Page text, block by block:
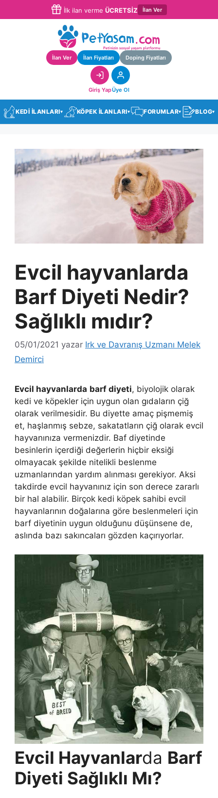
İlk ilan verme ÜCRETSİZ İlan Ver
İlan Ver İlan Fiyatları Doping Fiyatları
Giriş YapÜye Ol
KEDİ İLANLARI▾ KÖPEK İLANLARI▾ FORUMLAR▾ BLOG▾
Evcil hayvanlarda
Barf Diyeti Nedir?
Sağlıklı mıdır?
05/01/2021 yazar Irk ve Davranış Uzmanı Melek
Demirci
Evcil hayvanlarda barf diyeti, biyolojik olarak
kedi ve köpekler için uygun olan gıdaların çiğ
olarak verilmesidir. Bu diyette amaç pişmemiş
et, haşlanmış sebze, sakatatların çiğ olarak evcil
hayvanınıza vermenizdir. Baf diyetinde
besinlerin içerdiği değerlerin hiçbir eksiği
olmayacak şekilde nitelikli beslenme
uzmanlarından yardım alınması gerekiyor. Aksi
takdirde evcil hayvanınız için son derece zararlı
bir hal alabilir. Birçok kedi köpek sahibi evcil
hayvanlarının doğalarına göre beslenmeleri için
barf diyetinin uygun olduğunu düşünsene de,
aslında bazı sakıncaları gözden kaçırıyorlar.
Evcil Hayvanlarda Barf
Diyeti Sağlıklı Mı?